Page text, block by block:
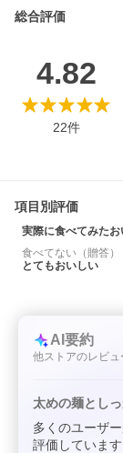
総合評価
4.82
22件
項目別評価
実際に食べてみた
食べてない（贈答）
とてもおいしい
AI要約
他ストアのレビュ
太めの麺とし
多くのユーザ
評価していま